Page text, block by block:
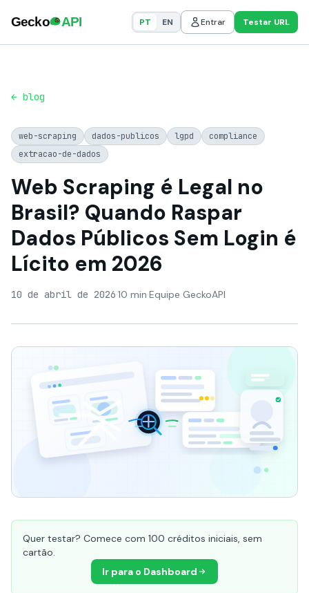
PT EN Entrar Testar URL
← blog
web-scraping dados-publicos lgpd
compliance
extracao-de-dados
Web Scraping é Legal no
Brasil? Quando Raspar
Dados Públicos Sem Login é
Lícito em 2026
10 de abril de 2026·10 min·Equipe GeckoAPI
Quer testar? Comece com 100 créditos iniciais, sem
cartão.
Ir para o Dashboard